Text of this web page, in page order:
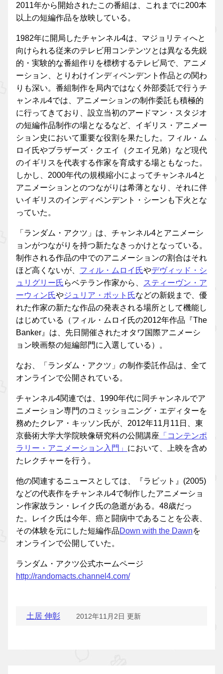
2011年から開始されたこの番組は、これまでに200本
以上の短編作品を放映している。
1982年に開局したチャンネル4は、マジョリティへと
向けられる従来のテレビ用コンテンツとは異なる先鋭
的・実験的な番組作りを標榜するテレビ局で、アニメ
ーション、とりわけインディペンデント作品との関わ
りも深い。番組制作を局内ではなく外部委託で行うチ
ャンネル4では、アニメーションの制作委託も積極的
に行ってきており、設立当初のアードマン・スタジオ
の短編作品制作の場となるなど、イギリス・アニメー
ション史において重要な役割を果たした。フィル・ム
ロイ氏やブラザーズ・クエイ（クエイ兄弟）など現代
のイギリスを代表する作家を育成する場ともなった。
しかし、2000年代の規模縮小によってチャンネル4と
アニメーションとのつながりは希薄となり、それに伴
いイギリスのインディペンデント・シーンも下火とな
っていた。
「ランダム・アクツ」は、チャンネル4とアニメーシ
ョンがつながりを持つ新たなきっかけとなっている。
制作される作品の中でのアニメーションの割合はそれ
ほど高くないが、 フィル・ムロイ氏やデヴィッド・シ
ュリグリー氏らベテラン作家から、
スティーヴン・ア
ーウィン氏やジュリア・ポット氏などの新鋭まで、優
れた作家の新たな作品の発表される場所として機能し
はじめている（フィル・ムロイ氏の2012年作品『The
Banker』は、先日開催されたオタワ国際アニメーシ
ョン映画祭の短編部門に入選している）。
なお、「ランダム・アクツ」の制作委託作品は、全て
オンラインで公開されている。
チャンネル4関連では、1990年代に同チャンネルでア
ニメーション専門のコミッショニング・エディターを
務めたクレア・キッソン氏が、2012年11月11日、東
京藝術大学大学院映像研究科の公開講座 「コンテンポ
ラリー・アニメーション入門」 において、上映を含め
たレクチャーを行う。
他の関連するニュースとしては、『ラビット』(2005)
などの代表作をチャンネル4で制作したアニメーショ
ン作家故ラン・レイク氏の急逝がある。48歳だっ
た。レイク氏は今年、癌と闘病中であることを公表、
その体験を元にした短編作品Down with the Dawnを
オンラインで公開していた。
ランダム・アクツ公式ホームページ
http://randomacts.channel4.com/
土居 伸彰 2012年11月2日 更新